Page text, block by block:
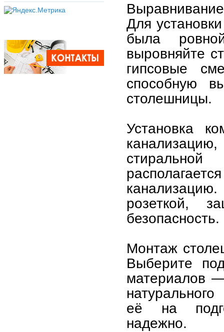
Для
была
выровняйте
гипсовые
способную
столешницы.
Установка
розеткой,
безопасность.
Монтаж
Выберите
материалов
её на
надежно.